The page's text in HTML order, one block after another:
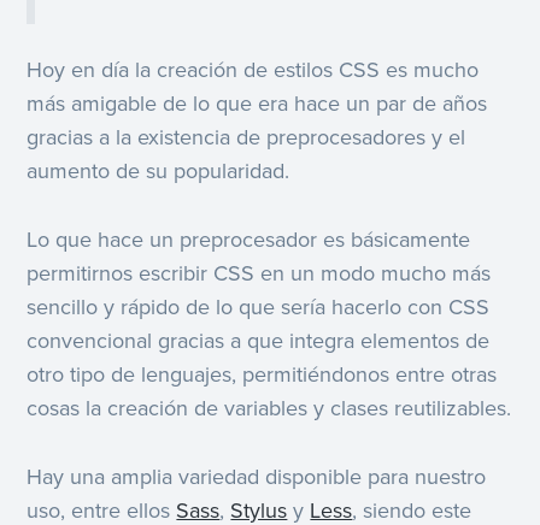
Hoy en día la creación de estilos CSS es mucho
más amigable de lo que era hace un par de años
gracias a la existencia de preprocesadores y el
aumento de su popularidad.
Lo que hace un preprocesador es básicamente
permitirnos escribir CSS en un modo mucho más
sencillo y rápido de lo que sería hacerlo con CSS
convencional gracias a que integra elementos de
otro tipo de lenguajes, permitiéndonos entre otras
cosas la creación de variables y clases reutilizables.
Hay una amplia variedad disponible para nuestro
uso, entre ellos Sass, Stylus y Less, siendo este